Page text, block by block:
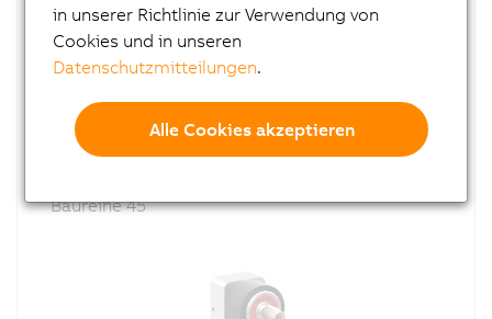
8GP45
Planetengetriebe
Baureihe 45
in unserer Richtlinie zur Verwendung von
Cookies und in unseren
Datenschutzmitteilungen.
Alle Cookies akzeptieren